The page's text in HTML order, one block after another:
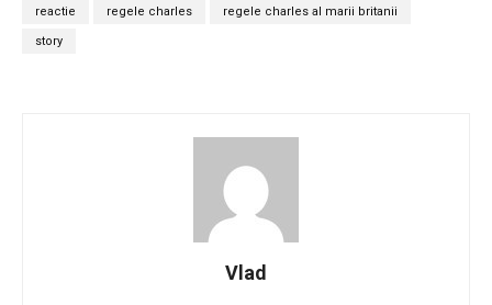
reactie regele charles regele charles al marii britanii
story
Vlad